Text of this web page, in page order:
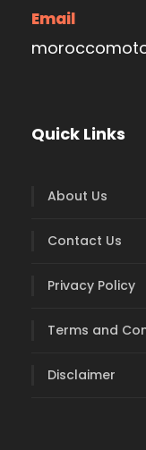
Email
Quick Links
About Us
Contact Us
Privacy Policy
Terms and
Disclaimer